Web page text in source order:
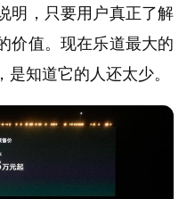
明，只要用户真正了解
价值。现在乐道最大的
知道它的人还太少。